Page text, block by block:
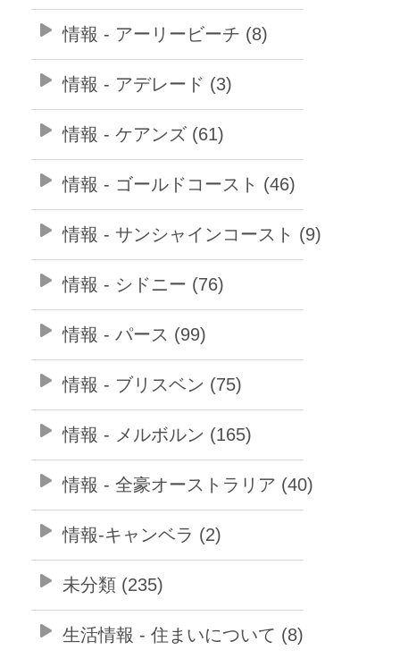
情報 - アーリービーチ (8)
情報 - アデレード (3)
情報 - ケアンズ (61)
情報 - ゴールドコースト (46)
情報 - サンシャインコースト (9)
情報 - シドニー (76)
情報 - パース (99)
情報 - ブリスベン (75)
情報 - メルボルン (165)
情報 - 全豪オーストラリア (40)
情報-キャンベラ (2)
未分類 (235)
生活情報 - 住まいについて (8)